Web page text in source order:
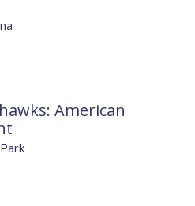
American